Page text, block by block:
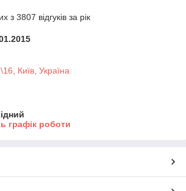
з 3807 відгуків за рік
Київ, Україна
графік роботи